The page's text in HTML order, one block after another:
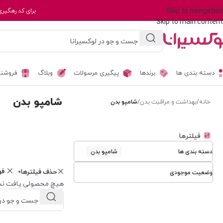
Skip to navigation
Skip to main content
برای کد
دسته بندی ها برندها پیگیری مرسولات وبلاگ
خانه/بهداشت و مراقبت بدن/شامپو بدن شامپو بدن
فیلترها
دسته بندی ها شامپو بدن
وضعیت موجودی حذف فیلترها
هیچ محصولی یافت